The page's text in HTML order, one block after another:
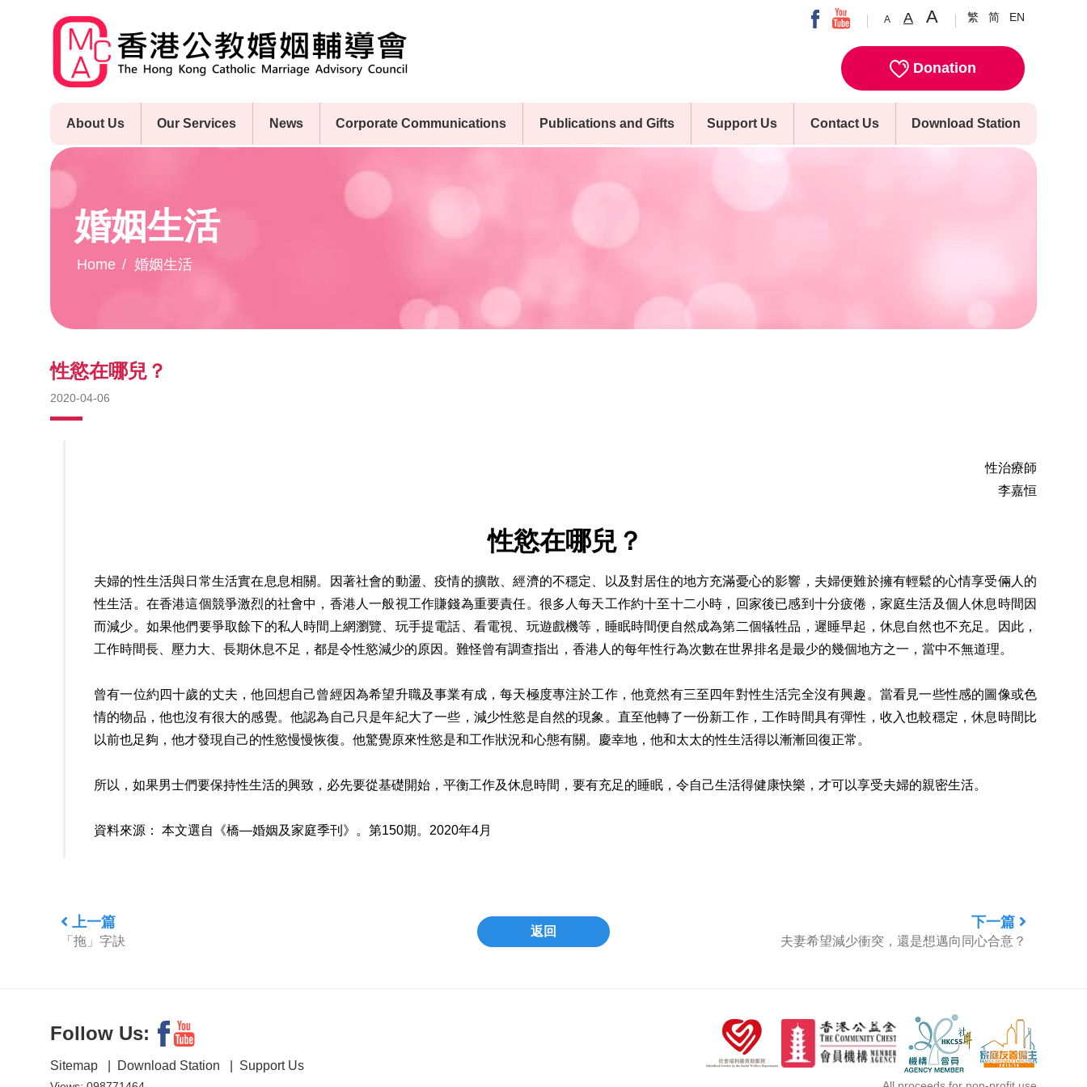
A A A 繁 简 EN
Donation
About Us Our Services News Corporate Communications Publications and Gifts Support Us Contact Us Download Station
婚姻生活
Home 婚姻生活
性慾在哪兒？
2020-04-06
性治療師
李嘉恒
性慾在哪兒？
夫婦的性生活與日常生活實在息息相關。因著社會的動盪、疫情的擴散、經濟的不穩定、以及對居住的地方充滿憂心的影響，夫婦便難於擁有輕鬆的心情享受倆人的
性生活。在香港這個競爭激烈的社會中，香港人一般視工作賺錢為重要責任。很多人每天工作約十至十二小時，回家後已感到十分疲倦，家庭生活及個人休息時間因
而減少。如果他們要爭取餘下的私人時間上網瀏覽、玩手提電話、看電視、玩遊戲機等，睡眠時間便自然成為第二個犠牲品，遲睡早起，休息自然也不充足。因此，
工作時間長、壓力大、長期休息不足，都是令性慾減少的原因。難怪曾有調查指出，香港人的每年性行為次數在世界排名是最少的幾個地方之一，當中不無道理。
曾有一位約四十歲的丈夫，他回想自己曾經因為希望升職及事業有成，每天極度專注於工作，他竟然有三至四年對性生活完全沒有興趣。當看見一些性感的圖像或色
情的物品，他也沒有很大的感覺。他認為自己只是年紀大了一些，減少性慾是自然的現象。直至他轉了一份新工作，工作時間具有彈性，收入也較穩定，休息時間比
以前也足夠，他才發現自己的性慾慢慢恢復。他驚覺原來性慾是和工作狀況和心態有關。慶幸地，他和太太的性生活得以漸漸回復正常。
所以，如果男士們要保持性生活的興致，必先要從基礎開始，平衡工作及休息時間，要有充足的睡眠，令自己生活得健康快樂，才可以享受夫婦的親密生活。
資料來源： 本文選自《橋—婚姻及家庭季刊》。第150期。2020年4月
上一篇
「拖」字訣
返回
下一篇
夫妻希望減少衝突，還是想邁向同心合意？
Follow Us:
Sitemap Download Station Support Us